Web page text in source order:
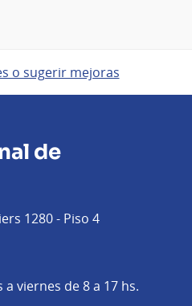
o sugerir mejoras
de
1280 - Piso 4
a viernes de 8 a 17 hs.